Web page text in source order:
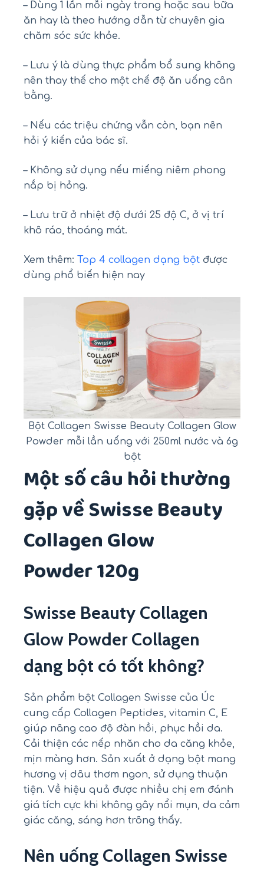
– Dùng 1 lần mỗi ngày trong hoặc sau bữa
ăn hay là theo hướng dẫn từ chuyên gia
chăm sóc sức khỏe.
– Lưu ý là dùng thực phẩm bổ sung không
nên thay thế cho một chế độ ăn uống cân
bằng.
– Nếu các triệu chứng vẫn còn, bạn nên
hỏi ý kiến của bác sĩ.
– Không sử dụng nếu miếng niêm phong
nắp bị hỏng.
– Lưu trữ ở nhiệt độ dưới 25 độ C, ở vị trí
khô ráo, thoáng mát.
Xem thêm: Top 4 collagen dạng bột được
dùng phổ biến hiện nay
Bột Collagen Swisse Beauty Collagen Glow
Powder mỗi lần uống với 250ml nước và 6g
bột
Một số câu hỏi thường
gặp về Swisse Beauty
Collagen Glow
Powder 120g
Swisse Beauty Collagen
Glow Powder Collagen
dạng bột có tốt không?
Sản phẩm bột Collagen Swisse của Úc
cung cấp Collagen Peptides, vitamin C, E
giúp nâng cao độ đàn hồi, phục hồi da.
Cải thiện các nếp nhăn cho da căng khỏe,
mịn màng hơn. Sản xuất ở dạng bột mang
hương vị dâu thơm ngon, sử dụng thuận
tiện. Về hiệu quả được nhiều chị em đánh
giá tích cực khi không gây nổi mụn, da cảm
giác căng, sáng hơn trông thấy.
Nên uống Collagen Swisse